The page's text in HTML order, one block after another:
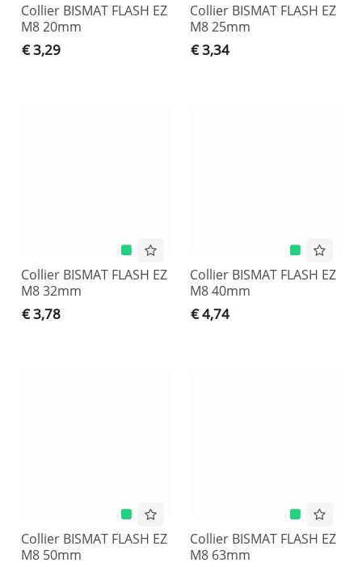
Collier BISMAT FLASH EZ
M8 20mm
€ 3,29
Collier BISMAT FLASH EZ
M8 25mm
€ 3,34
Collier BISMAT FLASH EZ
M8 32mm
€ 3,78
Collier BISMAT FLASH EZ
M8 40mm
€ 4,74
Collier BISMAT FLASH EZ
M8 50mm
Collier BISMAT FLASH EZ
M8 63mm